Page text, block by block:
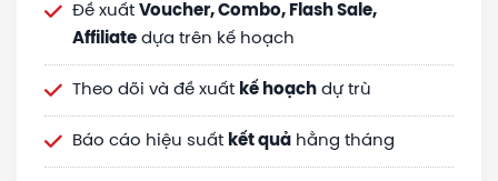
Đề xuất Voucher, Combo, Flash Sale,
Affiliate dựa trên kế hoạch
Theo dõi và đề xuất kế hoạch dự trù
Báo cáo hiệu suất kết quả hằng tháng